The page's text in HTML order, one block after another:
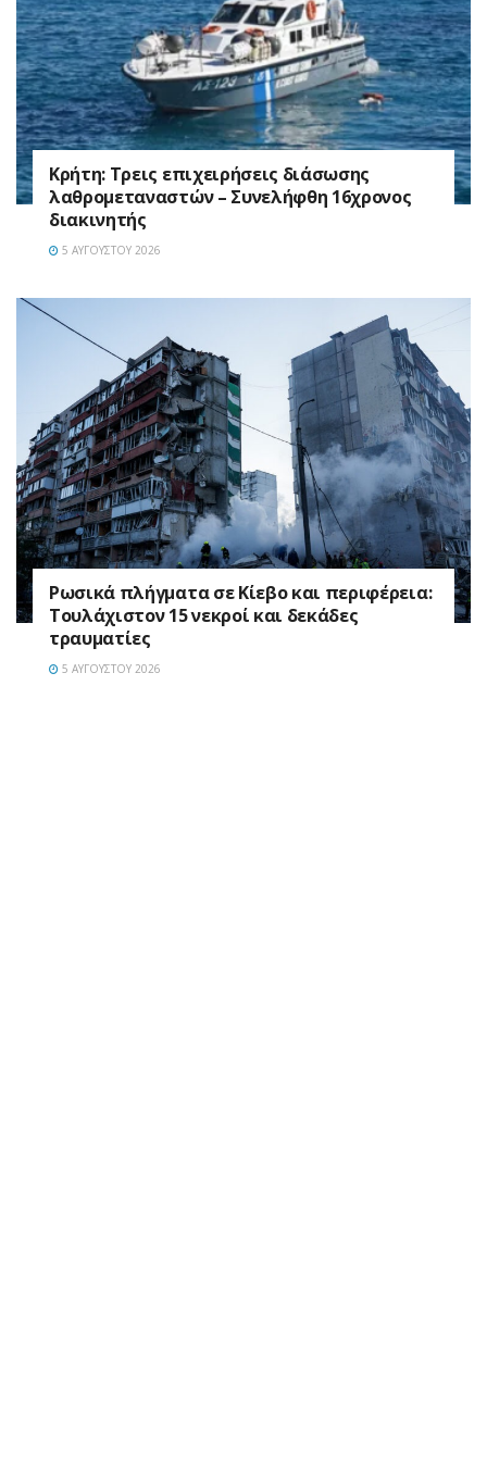
Κρήτη: Τρεις επιχειρήσεις διάσωσης
λαθρομεταναστών – Συνελήφθη 16χρονος
διακινητής
5 ΑΥΓΟΎΣΤΟΥ 2026
Ρωσικά πλήγματα σε Κίεβο και περιφέρεια:
Τουλάχιστον 15 νεκροί και δεκάδες
τραυματίες
5 ΑΥΓΟΎΣΤΟΥ 2026